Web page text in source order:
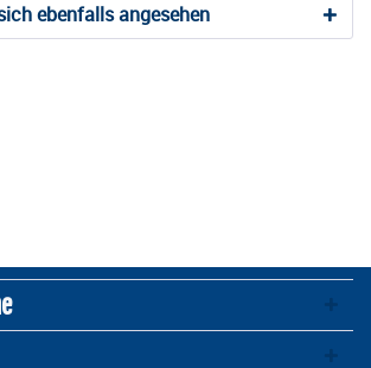
ebenfalls angesehen